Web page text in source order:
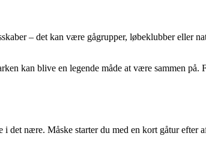
– det kan være gågrupper, løbeklubber eller
kan blive en legende måde at være sammen på.
nære. Måske starter du med en kort gåtur efter